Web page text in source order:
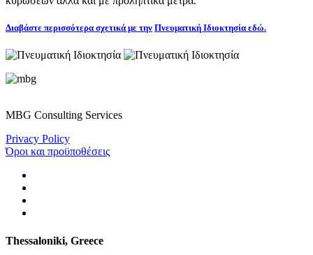
Διαβάστε περισσότερα σχετικά με την Πνευματική Ιδιοκτησία εδώ.
MBG Consulting Services
Privacy Policy
Όροι και προϋποθέσεις
Thessaloniki, Greece